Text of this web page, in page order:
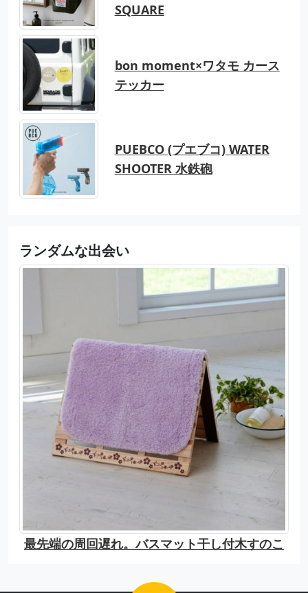
SQUARE
bon moment×ワタモ カース
テッカー
PUEBCO (プエブコ) WATER
SHOOTER 水鉄砲
ランダムな出会い
最先端の周回遅れ。バスマット干し付木すのこ